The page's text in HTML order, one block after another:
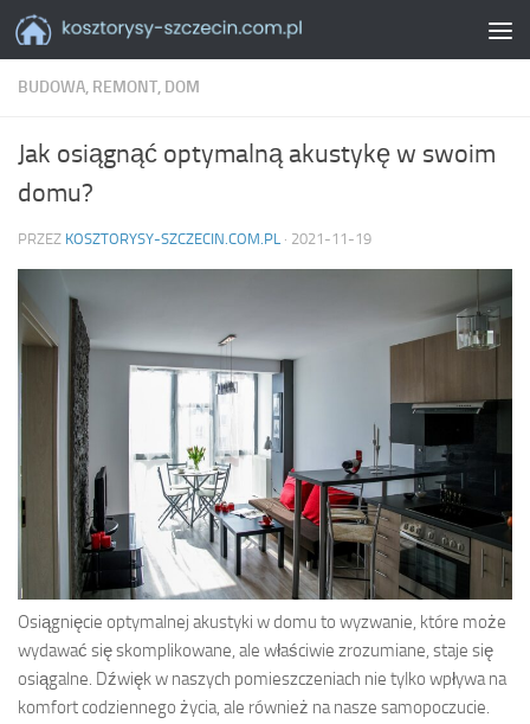
Skip to content
BUDOWA, REMONT, DOM
Jak osiągnąć optymalną akustykę w swoim
domu?
PRZEZ KOSZTORYSY-SZCZECIN.COM.PL · 2021-11-19
Osiągnięcie optymalnej akustyki w domu to wyzwanie, które może
wydawać się skomplikowane, ale właściwie zrozumiane, staje się
osiągalne. Dźwięk w naszych pomieszczeniach nie tylko wpływa na
komfort codziennego życia, ale również na nasze samopoczucie.